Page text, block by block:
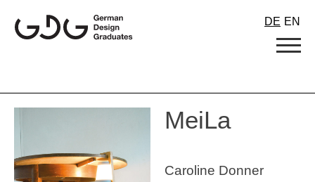
content
DE EN
MeiLa
Caroline Donner